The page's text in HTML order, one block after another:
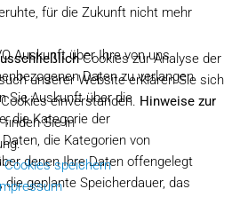
für die Zukunft nicht mehr
Auskunft über Ihre von uns
Daten zu verlangen.
Sie Auskunft über die
die Kategorie der
die Kategorien von
denen Ihre Daten offengelegt
geplante Speicherdauer, das
Cookies zur Analyse der
unserer Website erklären Sie sich
einverstanden. Hinweise zur
finden Sie in
Cookies speichern